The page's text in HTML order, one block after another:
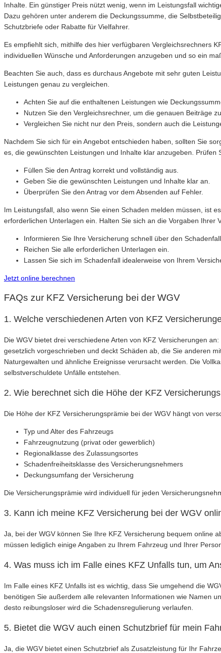
Inhalte. Ein günstiger Preis nützt wenig, wenn im Leistungsfall
Dazu gehören unter anderem die Deckungssumme, die
Schutzbriefe oder Rabatte für Vielfahrer.
Es empfiehlt sich, mithilfe des hier verfügbaren Vergleichsrechners
individuellen Wünsche und Anforderungen anzugeben und so ein
Beachten Sie auch, dass es durchaus Angebote mit sehr guten
Leistungen genau zu vergleichen.
Achten Sie auf die enthaltenen Leistungen wie
Nutzen Sie den Vergleichsrechner, um die genauen Beiträge
Vergleichen Sie nicht nur den Preis, sondern auch die
Nachdem Sie sich für ein Angebot entschieden haben, sollten Sie
es, die gewünschten Leistungen und Inhalte klar anzugeben.
Füllen Sie den Antrag korrekt und vollständig aus.
Geben Sie die gewünschten Leistungen und Inhalte klar an.
Überprüfen Sie den Antrag vor dem Absenden auf Fehler.
Im Leistungsfall, also wenn Sie einen Schaden melden müssen, ist
erforderlichen Unterlagen ein. Halten Sie sich an die Vorgaben
Informieren Sie Ihre Versicherung schnell über den
Reichen Sie alle erforderlichen Unterlagen ein.
Lassen Sie sich im Schadenfall idealerweise von Ihrem
Jetzt online berechnen
FAQs zur KFZ Versicherung bei der WGV
1. Welche verschiedenen Arten von KFZ
Die WGV bietet drei verschiedene Arten von KFZ Versicherungen
gesetzlich vorgeschrieben und deckt Schäden ab, die Sie anderen
Naturgewalten und ähnliche Ereignisse verursacht werden. Die
selbstverschuldete Unfälle entstehen.
2. Wie berechnet sich die Höhe der KFZ
Die Höhe der KFZ Versicherungsprämie bei der WGV hängt von
Typ und Alter des Fahrzeugs
Fahrzeugnutzung (privat oder gewerblich)
Regionalklasse des Zulassungsortes
Schadenfreiheitsklasse des Versicherungsnehmers
Deckungsumfang der Versicherung
Die Versicherungsprämie wird individuell für jeden
3. Kann ich meine KFZ Versicherung bei der WGV
Ja, bei der WGV können Sie Ihre KFZ Versicherung bequem online
müssen lediglich einige Angaben zu Ihrem Fahrzeug und Ihrer
4. Was muss ich im Falle eines KFZ Unfalls tun, um
Im Falle eines KFZ Unfalls ist es wichtig, dass Sie umgehend die
benötigen Sie außerdem alle relevanten Informationen wie Namen
desto reibungsloser wird die Schadensregulierung verlaufen.
5. Bietet die WGV auch einen Schutzbrief für mein
Ja, die WGV bietet einen Schutzbrief als Zusatzleistung für Ihr